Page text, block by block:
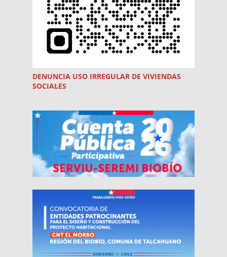
DENUNCIA USO IRREGULAR DE VIVIENDAS
SOCIALES